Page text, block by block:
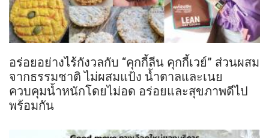
อร่อยอย่างไร้กังวลกับ “คุกกี้ลีน คุกกี้เวย์” ส่วนผสม
จากธรรมชาติ ไม่ผสมแป้ง น้ำตาลและเนย
ควบคุมน้ำหนักโดยไม่อด อร่อยและสุขภาพดีไป
พร้อมกัน